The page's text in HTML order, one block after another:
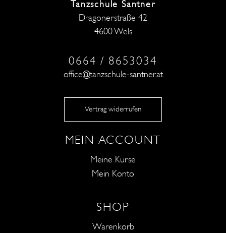
Tanzschule Santner
Dragonerstraße 42
4600 Wels
0664 / 8653034
office@tanzschule-santner.at
Vertrag widerrufen
MEIN ACCOUNT
Meine Kurse
Mein Konto
SHOP
Warenkorb